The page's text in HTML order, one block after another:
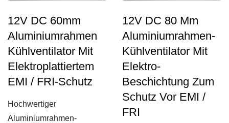
12V DC 60mm
Aluminiumrahmen
Kühlventilator Mit
Elektroplattiertem
EMI / FRI-Schutz
Hochwertiger
Aluminiumrahmen-
12V DC 80 Mm
Aluminiumrahmen-
Kühlventilator Mit
Elektro-
Beschichtung Zum
Schutz Vor EMI /
FRI